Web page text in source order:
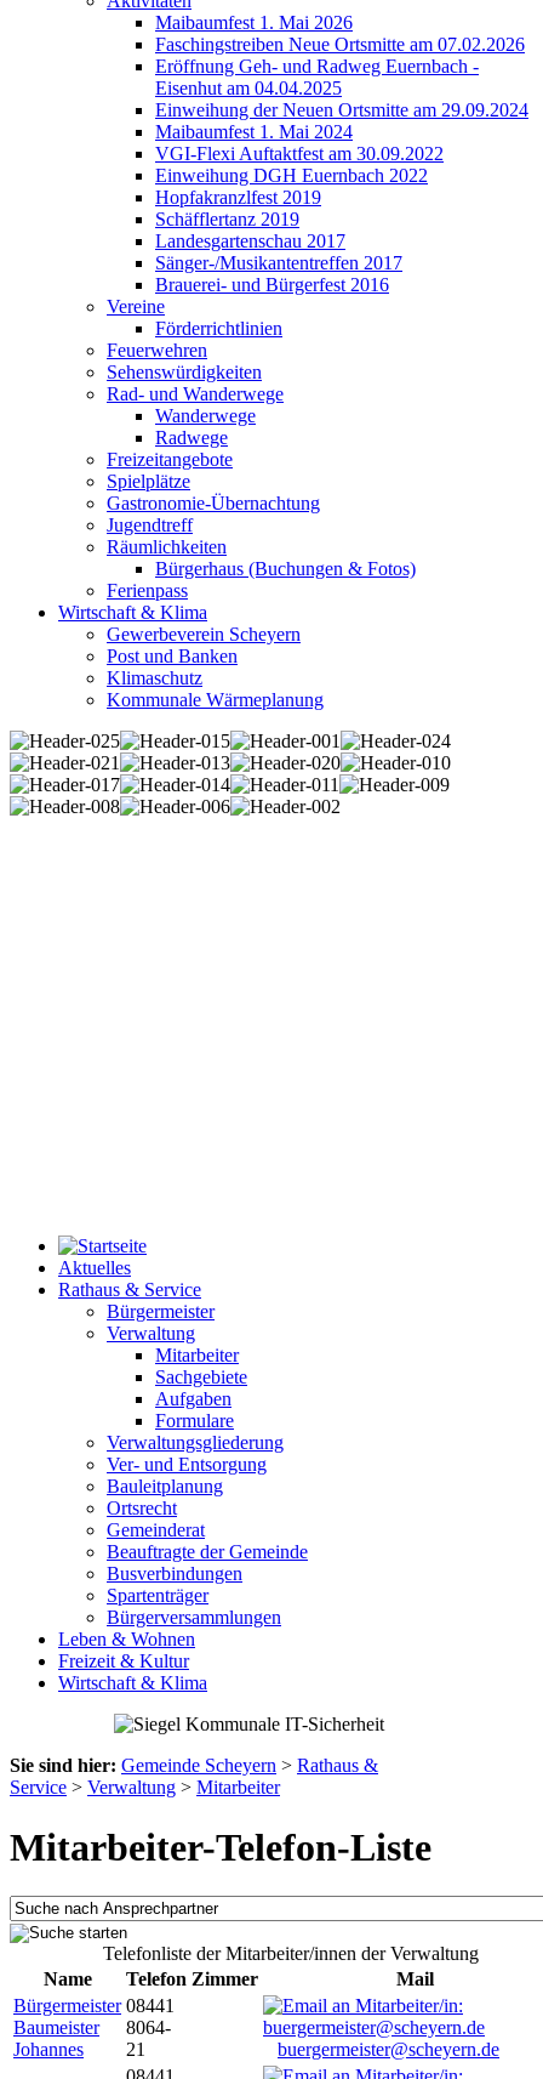
Maibaumfest 1. Mai 2026
Faschingstreiben Neue Ortsmitte am 07.02.2026
Eröffnung Geh- und Radweg Euernbach -
Eisenhut am 04.04.2025
Einweihung der Neuen Ortsmitte am 29.09.2024
Maibaumfest 1. Mai 2024
VGI-Flexi Auftaktfest am 30.09.2022
Einweihung DGH Euernbach 2022
Hopfakranzlfest 2019
Schäfflertanz 2019
Landesgartenschau 2017
Sänger-/Musikantentreffen 2017
Brauerei- und Bürgerfest 2016
Vereine
Förderrichtlinien
Feuerwehren
Sehenswürdigkeiten
Rad- und Wanderwege
Wanderwege
Radwege
Freizeitangebote
Spielplätze
Gastronomie-Übernachtung
Jugendtreff
Räumlichkeiten
Bürgerhaus (Buchungen & Fotos)
Ferienpass
Wirtschaft & Klima
Gewerbeverein Scheyern
Post und Banken
Klimaschutz
Kommunale Wärmeplanung
Aktuelles
Rathaus & Service
Bürgermeister
Verwaltung
Mitarbeiter
Sachgebiete
Aufgaben
Formulare
Verwaltungsgliederung
Ver- und Entsorgung
Bauleitplanung
Ortsrecht
Gemeinderat
Beauftragte der Gemeinde
Busverbindungen
Spartenträger
Bürgerversammlungen
Leben & Wohnen
Freizeit & Kultur
Wirtschaft & Klima
Sie sind hier: Gemeinde Scheyern > Rathaus &
Service > Verwaltung > Mitarbeiter
Mitarbeiter-Telefon-Liste
Telefonliste der Mitarbeiter/innen der Verwaltung
Name
Telefon Zimmer
Mail
Bürgermeister
Baumeister
Johannes
08441
8064-
21
buergermeister@scheyern.de